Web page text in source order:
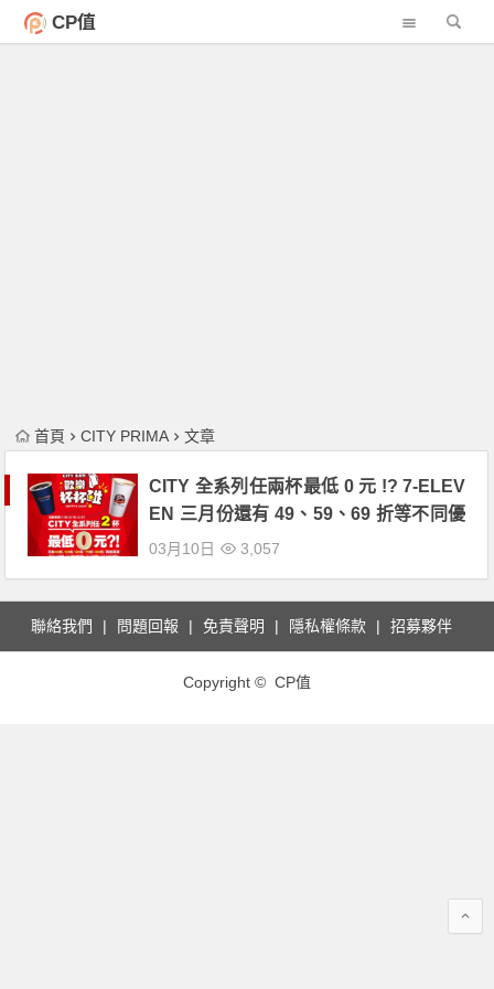
CP值
首頁 CITY PRIMA 文章
CITY 全系列任兩杯最低 0 元 !? 7-ELEV
EN 三月份還有 49、59、69 折等不同優
惠！
03月10日 3,057
聯絡我們 問題回報 免責聲明 隱私權條款 招募夥伴
Copyright © CP值